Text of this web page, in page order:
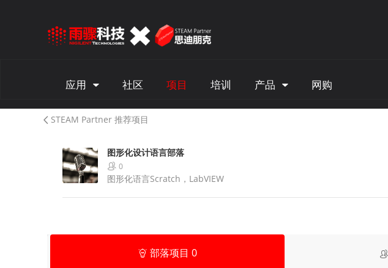
应用 社区 项目 培训 产品 网购
STEAM Partner 推荐项目
图形化设计语言部落
0
图形化语言Scratch，LabVIEW
部落项目0